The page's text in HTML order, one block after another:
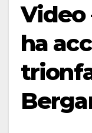
Video
ha